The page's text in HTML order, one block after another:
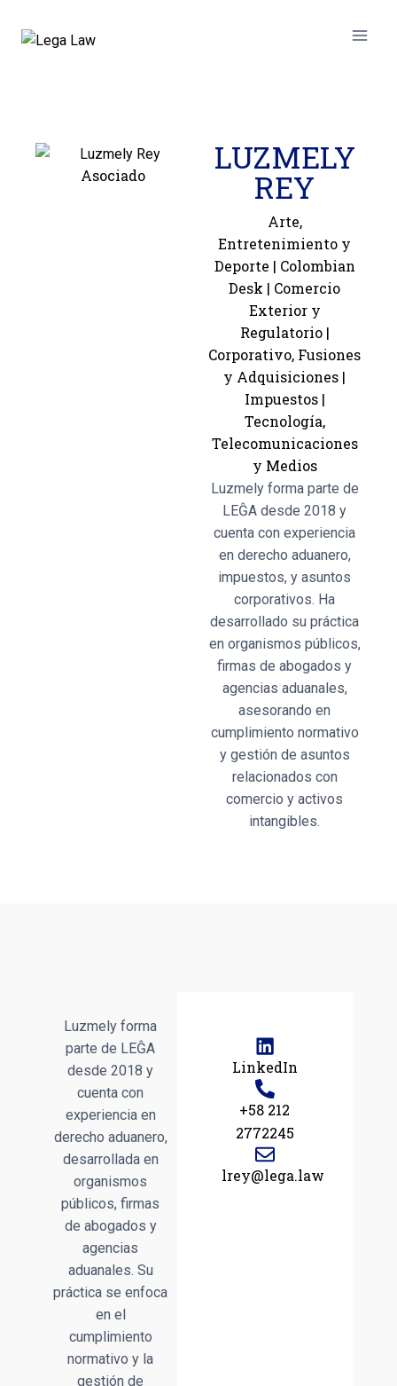
Asociado LUZMELY
REY
Arte,
Entretenimiento y
Deporte | Colombian
Desk | Comercio
Exterior y
Regulatorio|
Corporativo, Fusiones
y Adquisiciones |
Impuestos|
Tecnología,
Telecomunicaciones
y Medios
Luzmely forma parte de
LEĜA desde 2018 y
cuenta con experiencia
en derecho aduanero,
impuestos, y asuntos
corporativos. Ha
desarrollado su práctica
en organismos públicos,
firmas de abogados y
agencias aduanales,
asesorando en
cumplimiento normativo
y gestión de asuntos
relacionados con
comercio y activos
intangibles.
Luzmely forma
parte de LEĜA
desde 2018 y
cuenta con
experiencia en
derecho aduanero,
desarrollada en
organismos
públicos, firmas
de abogados y
agencias
aduanales. Su
práctica se enfoca
en el
cumplimiento
normativo y la
gestión de
LinkedIn
+58 212
2772245
lrey@lega.law